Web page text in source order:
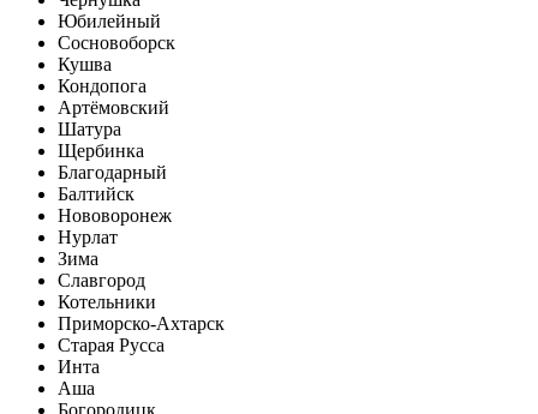
Юбилейный
Сосновоборск
Кушва
Кондопога
Артёмовский
Шатура
Щербинка
Благодарный
Балтийск
Нововоронеж
Нурлат
Зима
Славгород
Котельники
Приморско-Ахтарск
Старая Русса
Инта
Аша